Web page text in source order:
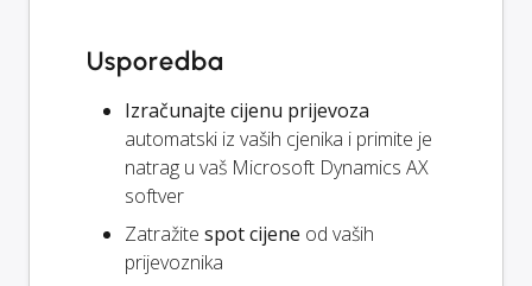
Usporedba
Izračunajte cijenu prijevoza
automatski iz vaših cjenika i primite je
natrag u vaš Microsoft Dynamics AX
softver
Zatražite spot cijene od vaših
prijevoznika